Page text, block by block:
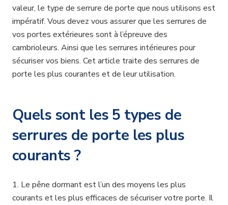
valeur, le type de serrure de porte que nous utilisons est
impératif. Vous devez vous assurer que les serrures de
vos portes extérieures sont à l’épreuve des
cambrioleurs. Ainsi que les serrures intérieures pour
sécuriser vos biens. Cet article traite des serrures de
porte les plus courantes et de leur utilisation.
Quels sont les 5 types de
serrures de porte les plus
courants ?
1. Le pêne dormant est l’un des moyens les plus
courants et les plus efficaces de sécuriser votre porte. Il